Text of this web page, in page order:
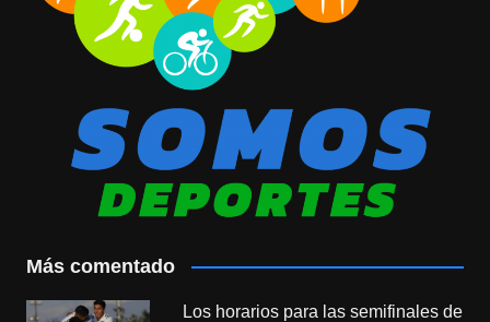
Más comentado
Los horarios para las semifinales de